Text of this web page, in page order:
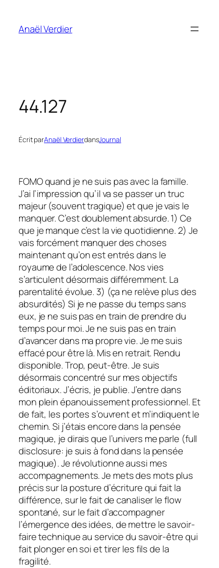
contenu
Anaël Verdier
44.127
Écrit parAnaël VerdierdansJournal
FOMO quand je ne suis pas avec la famille.
J’ai l’impression qu’il va se passer un truc
majeur (souvent tragique) et que je vais le
manquer. C’est doublement absurde. 1) Ce
que je manque c’est la vie quotidienne. 2) Je
vais forcément manquer des choses
maintenant qu’on est entrés dans le
royaume de l’adolescence. Nos vies
s’articulent désormais différemment. La
parentalité évolue. 3) (ça ne relève plus des
absurdités) Si je ne passe du temps sans
eux, je ne suis pas en train de prendre du
temps pour moi. Je ne suis pas en train
d’avancer dans ma propre vie. Je me suis
effacé pour être là. Mis en retrait. Rendu
disponible. Trop, peut-être. Je suis
désormais concentré sur mes objectifs
éditoriaux. J’écris, je publie. J’entre dans
mon plein épanouissement professionnel. Et
de fait, les portes s’ouvrent et m’indiquent le
chemin. Si j’étais encore dans la pensée
magique, je dirais que l’univers me parle (full
disclosure: je suis à fond dans la pensée
magique). Je révolutionne aussi mes
accompagnements. Je mets des mots plus
précis sur la posture d’écriture qui fait la
différence, sur le fait de canaliser le flow
spontané, sur le fait d’accompagner
l’émergence des idées, de mettre le savoir-
faire technique au service du savoir-être qui
fait plonger en soi et tirer les fils de la
fragilité.